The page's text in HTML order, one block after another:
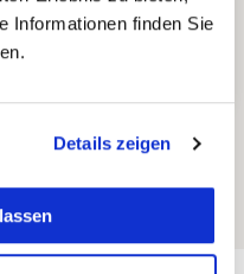
Informationen finden Sie
Details zeigen
abseits der